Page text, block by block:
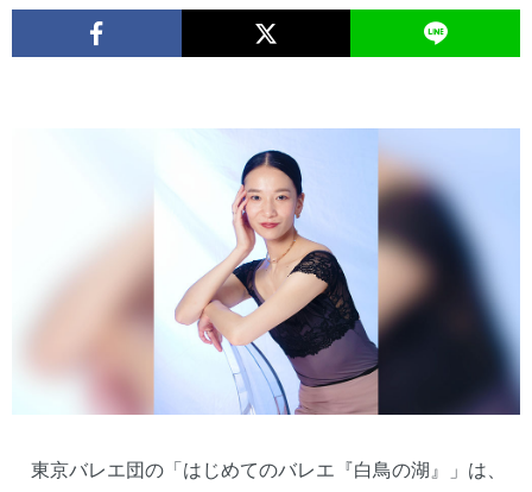
東京バレエ団の「はじめてのバレエ『白鳥の湖』」は、